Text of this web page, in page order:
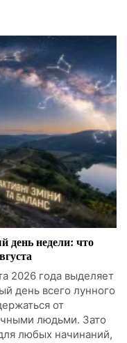
день недели: что
2026 года выделяет
день всего лунного
от
людьми. Зато
любых начинаний,